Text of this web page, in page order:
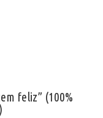
feliz” (100%